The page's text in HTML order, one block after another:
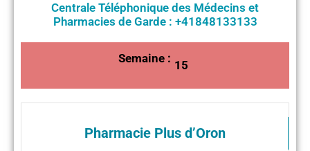
Centrale Téléphonique des Médecins et
Pharmacies de Garde : +41848133133
Semaine : 15
Pharmacie Plus d’Oron